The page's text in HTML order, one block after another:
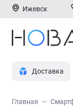
Ижевск
Доставка
Главная